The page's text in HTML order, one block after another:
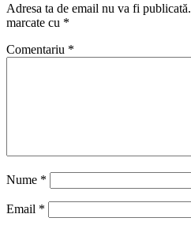
Adresa ta de email nu va fi publicată.
marcate cu *
Comentariu *
Nume *
Email *